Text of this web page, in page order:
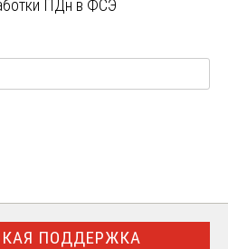
ПДн в ФСЭ
ПОДДЕРЖКА